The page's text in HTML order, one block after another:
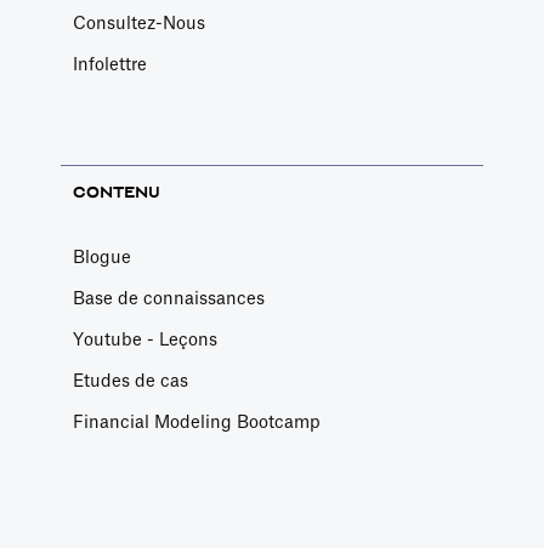
Consultez-Nous
Infolettre
CONTENU
Blogue
Base de connaissances
Youtube - Leçons
Etudes de cas
Financial Modeling Bootcamp